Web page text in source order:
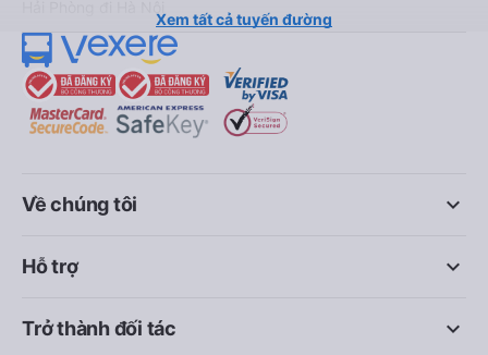
Xem tất cả tuyến đường
keyboard_arrow_down
Về chúng tôi
keyboard_arrow_down
Hỗ trợ
keyboard_arrow_down
Trở thành đối tác